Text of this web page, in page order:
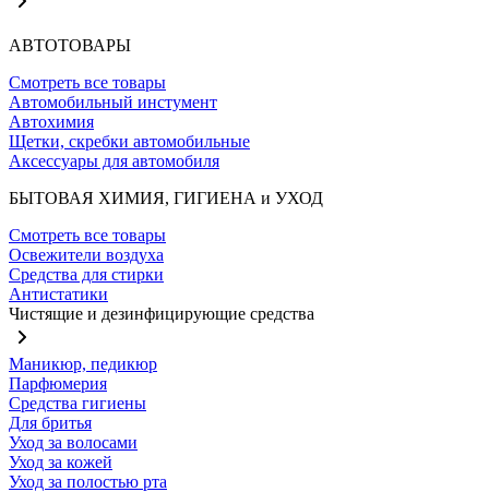
АВТОТОВАРЫ
Смотреть все товары
Автомобильный инстумент
Автохимия
Щетки, скребки автомобильные
Аксессуары для автомобиля
БЫТОВАЯ ХИМИЯ, ГИГИЕНА и УХОД
Смотреть все товары
Освежители воздуха
Средства для стирки
Антистатики
Чистящие и дезинфицирующие средства
Маникюр, педикюр
Парфюмерия
Средства гигиены
Для бритья
Уход за волосами
Уход за кожей
Уход за полостью рта